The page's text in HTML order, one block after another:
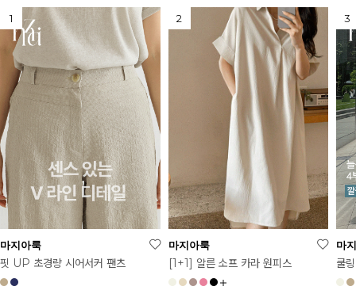
마지아룩
핏 UP 초경량 시어서커 팬츠
마지아룩
[1+1] 알른 소프 카라 원피스
마
쿨